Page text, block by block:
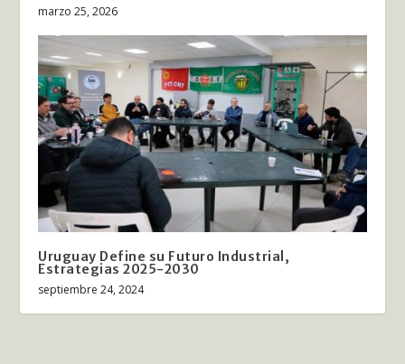
marzo 25, 2026
Uruguay Define su Futuro Industrial,
Estrategias 2025-2030
septiembre 24, 2024